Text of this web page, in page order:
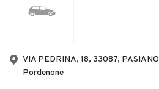
VIA PEDRINA, 18, 33087,
Pordenone